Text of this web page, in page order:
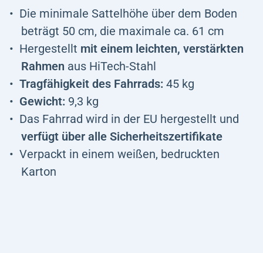
Die minimale Sattelhöhe über dem Boden
beträgt 50 cm, die maximale ca. 61 cm
Hergestellt mit einem leichten, verstärkten
Rahmen aus HiTech-Stahl
Tragfähigkeit des Fahrrads: 45 kg
Gewicht: 9,3 kg
Das Fahrrad wird in der EU hergestellt und
verfügt über alle Sicherheitszertifikate
Verpackt in einem weißen, bedruckten
Karton